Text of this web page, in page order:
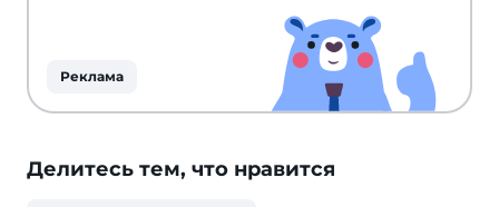
Реклама
Делитесь тем, что нравится